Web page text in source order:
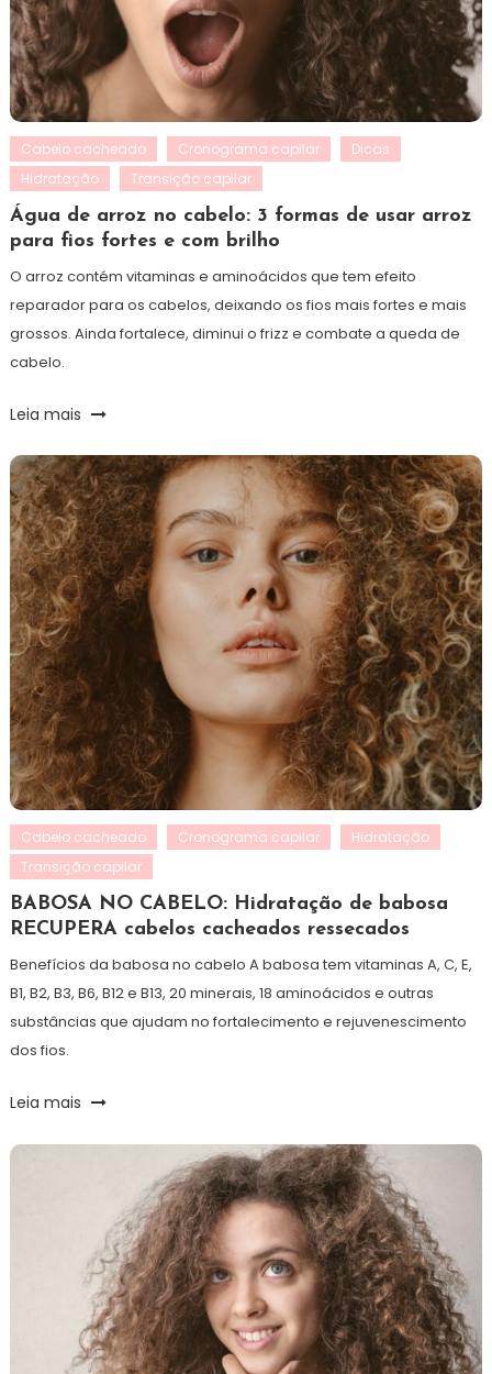
Cabelo cacheado Cronograma capilar
Dicas
Hidratação
Transição capilar
Água de arroz no cabelo: 3 formas de usar arroz
para fios fortes e com brilho
O arroz contém vitaminas e aminoácidos que tem efeito
reparador para os cabelos, deixando os fios mais fortes e mais
grossos. Ainda fortalece, diminui o frizz e combate a queda de
cabelo.
Leia mais
Cabelo cacheado Cronograma capilar
Hidratação
Transição capilar
BABOSA NO CABELO: Hidratação de babosa
RECUPERA cabelos cacheados ressecados
Benefícios da babosa no cabelo A babosa tem vitaminas A, C, E,
B1, B2, B3, B6, B12 e B13, 20 minerais, 18 aminoácidos e outras
substâncias que ajudam no fortalecimento e rejuvenescimento
dos fios.
Leia mais